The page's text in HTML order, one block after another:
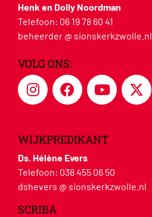
Henk en Dolly Noordman
Telefoon: 06 19 78 60 41
beheerder @ sionskerkzwolle.nl
VOLG ONS:
WIJKPREDIKANT
Ds. Hélène Evers
Telefoon: 038 455 06 50
dshevers @ sionskerkzwolle.nl
SCRIBA